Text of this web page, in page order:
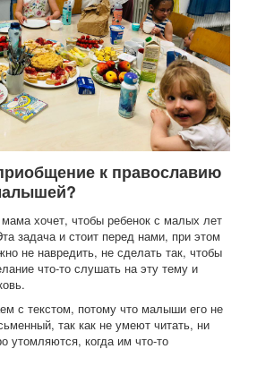
к православию
хочет, чтобы ребенок с малых лет
задача и стоит перед нами, при этом
не навредить, не сделать так, чтобы
что-то слушать на эту тему и
с текстом, потому что малыши его не
так как не умеют читать, ни
утомляются, когда им что-то